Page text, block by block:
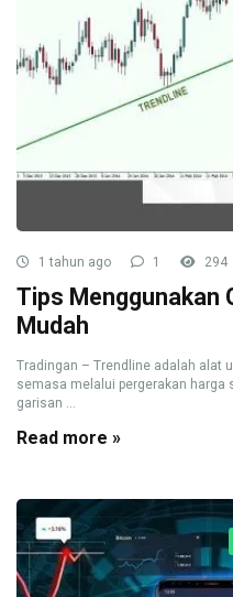
1 tahun ago 1 294
Tips Menggunakan
Mudah
Tradingan – Trendline adalah alat
semasa melalui pergerakan harga
garisan ...
Read more »